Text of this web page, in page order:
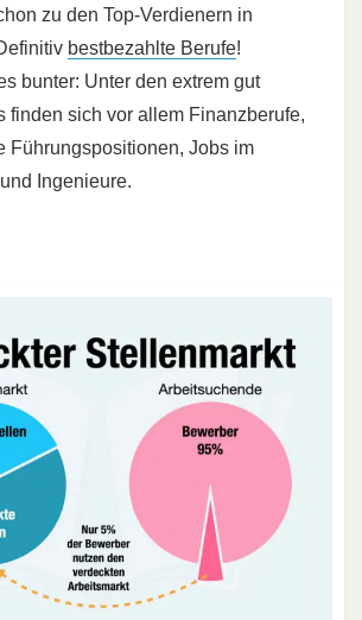
zu den Top-Verdienern in
bestbezahlte Berufe!
bunter: Unter den extrem gut
finden sich vor allem Finanzberufe,
Führungspositionen, Jobs im
Ingenieure.